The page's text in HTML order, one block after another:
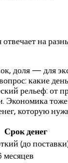
на
доля — для
какие
рельеф: от
Экономика тоже
которую
Срок денег
(до
месяцев